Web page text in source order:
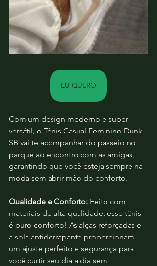
EU QUERO
Com um design moderno e super
versátil, o Tênis Casual Feminino Dunk
SB vai te acompanhar do passeio no
parque ao encontro com as amigas,
garantindo que você esteja sempre na
moda sem abrir mão do conforto.
Qualidade e Conforto: Feito com
materiais de alta qualidade, esse tênis
é puro conforto! As alças reforçadas e
a sola antiderrapante proporcionam
um ajuste perfeito e segurança para
você curtir seu dia a dia sem